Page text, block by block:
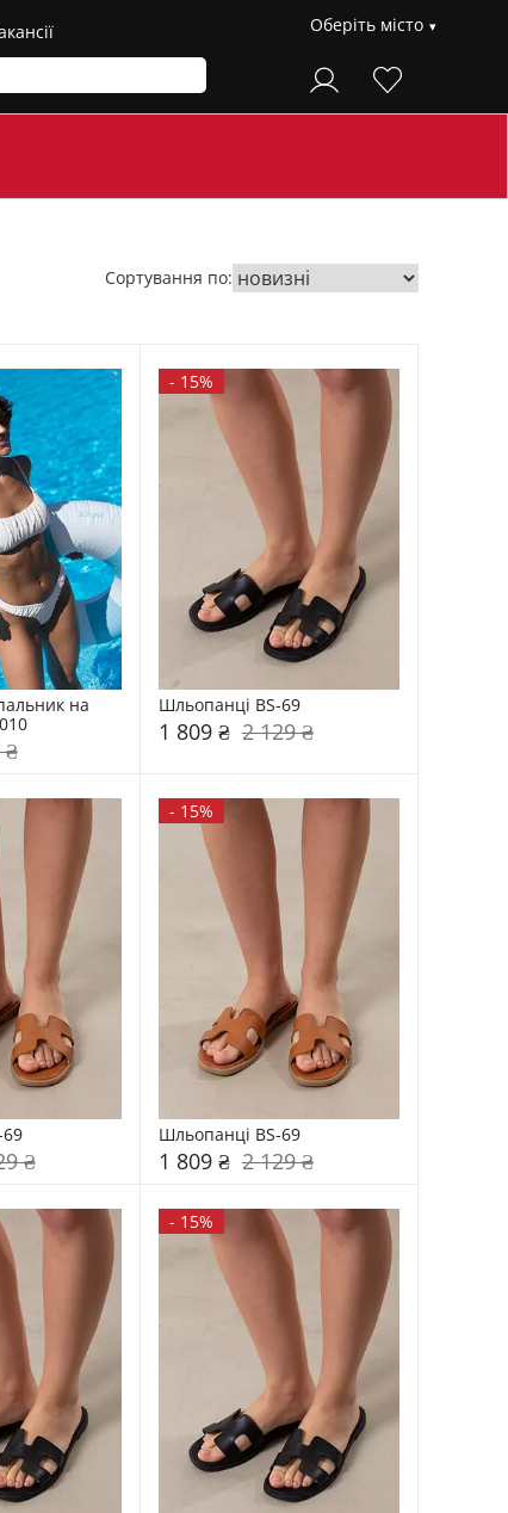
Оберіть місто
Сортування по:
на
₴
- 15%
Шльопанці BS-69
1 809 ₴ 2 129 ₴
₴
- 15%
Шльопанці BS-69
1 809 ₴ 2 129 ₴
- 15%